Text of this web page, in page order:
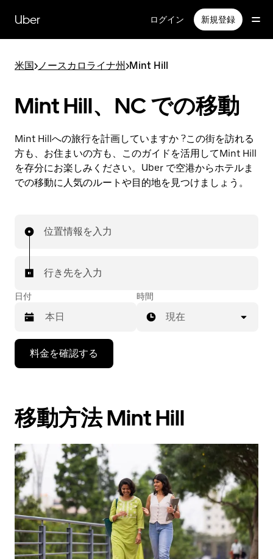
Uber ログイン 新規登録
米国>ノースカロライナ州>Mint Hill
Mint Hill、NC での移動
Mint Hillへの旅行を計画していますか ?この街を訪れる
方も、お住まいの方も、このガイドを活用してMint Hill
を存分にお楽しみください。Uber で空港からホテルま
での移動に人気のルートや目的地を見つけましょう。
位置情報を入力
行き先を入力
日付
で
カ
ン
ダ
ー
を
操
作
し、
日
付
時間
現在
料金を確認する
移動方法 Mint Hill